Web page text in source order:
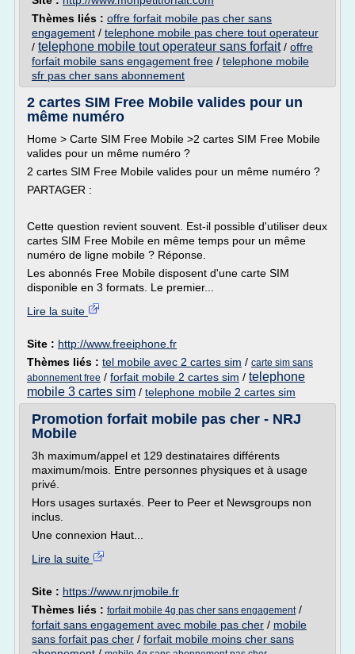
Thèmes liés : offre forfait mobile pas cher sans
engagement / telephone mobile pas chere tout operateur
/ telephone mobile tout operateur sans forfait/ offre
forfait mobile sans engagement free / telephone mobile
sfr pas cher sans abonnement
2 cartes SIM Free Mobile valides pour un
même numéro
Home > Carte SIM Free Mobile >2 cartes SIM Free Mobile
valides pour un même numéro ?
2 cartes SIM Free Mobile valides pour un même numéro ?
PARTAGER :
Cette question revient souvent. Est-il possible d'utiliser deux
cartes SIM Free Mobile en même temps pour un même
numéro de ligne mobile ? Réponse.
Les abonnés Free Mobile disposent d'une carte SIM
disponible en 3 formats. Le premier...
Lire la suite
Site : http://www.freeiphone.fr
Thèmes liés : tel mobile avec 2 cartes sim / carte sim sans
abonnement free / forfait mobile 2 cartes sim / telephone
mobile 3 cartes sim / telephone mobile 2 cartes sim
Promotion forfait mobile pas cher - NRJ
Mobile
3h maximum/appel et 129 destinataires différents
maximum/mois. Entre personnes physiques et à usage
privé.
Hors usages surtaxés. Peer to Peer et Newsgroups non
inclus.
Une connexion Haut...
Lire la suite
Site : https://www.nrjmobile.fr
Thèmes liés : forfait mobile 4g pas cher sans engagement/
forfait sans engagement avec mobile pas cher / mobile
sans forfait pas cher / forfait mobile moins cher sans